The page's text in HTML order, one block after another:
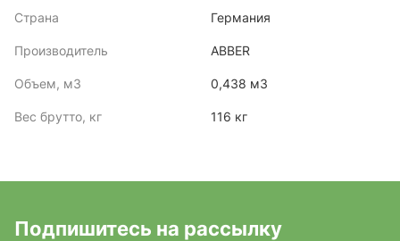
Страна Германия
Производитель ABBER
Объем, м3 0,438 м3
Вес брутто, кг 116 кг
Подпишитесь на рассылку